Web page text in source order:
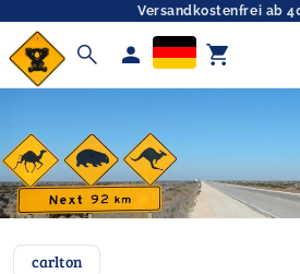
Versandkostenfrei ab
search person shopping_cart
carlton